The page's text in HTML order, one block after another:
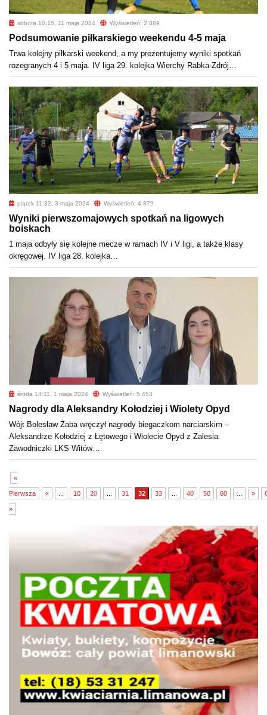
sobota 10:15, 11 maja 2024 Wyświetleń: 2 889
Podsumowanie piłkarskiego weekendu 4-5 maja
Trwa kolejny piłkarski weekend, a my prezentujemy wyniki spotkań
rozegranych 4 i 5 maja. IV liga 29. kolejka Wierchy Rabka-Zdrój…
piątek 11:32, 3 maja 2024 Wyświetleń: 4 879
Wyniki pierwszomajowych spotkań na ligowych
boiskach
1 maja odbyły się kolejne mecze w ramach IV i V ligi, a także klasy
okręgowej. IV liga 28. kolejka…
środa 14:11, 1 maja 2024 Wyświetleń: 5 453
Nagrody dla Aleksandry Kołodziej i Wiolety Opyd
Wójt Bolesław Żaba wręczył nagrody biegaczkom narciarskim –
Aleksandrze Kołodziej z Łętowego i Wiolecie Opyd z Zalesia.
Zawodniczki LKS Witów…
«
Pierwsza « 10 20 31 32 33 40 50 60 »
»